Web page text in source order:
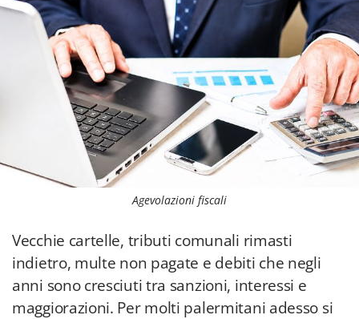
Agevolazioni fiscali
Vecchie cartelle, tributi comunali rimasti
indietro, multe non pagate e debiti che negli
anni sono cresciuti tra sanzioni, interessi e
maggiorazioni. Per molti palermitani adesso si